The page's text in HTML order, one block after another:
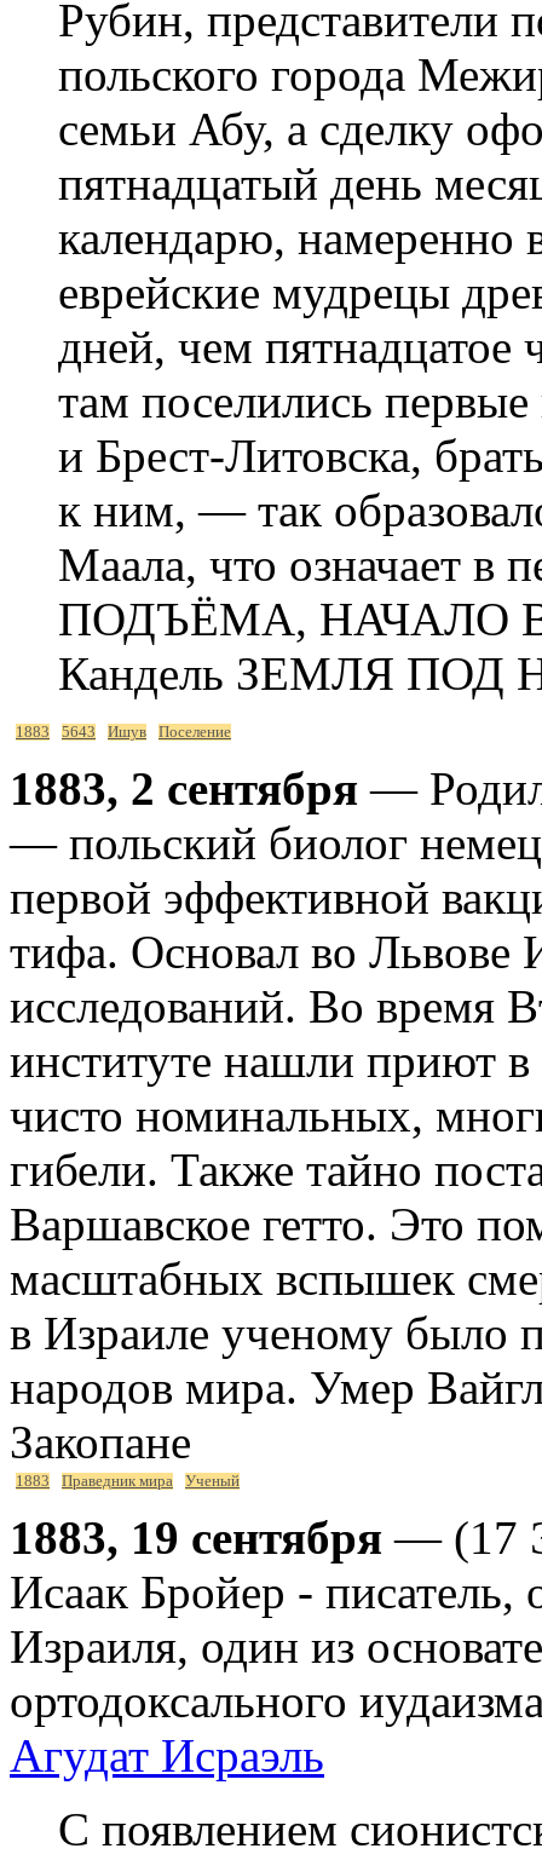
Рубин, представители
польского города
семьи Абу, а сделку
пятнадцатый день
календарю, намеренно
еврейские мудрецы
дней, чем пятнадцатое
там поселились
и Брест-Литовска,
к ним, — так
Маала, что означает
ПОДЪЁМА, НАЧАЛО
Кандель ЗЕМЛЯ ПОД
1883 5643 Ишув Поселение
1883, 2 сентября —
— польский биолог
первой эффективной
тифа. Основал во Львове
исследований. Во время
институте нашли приют в
чисто номинальных,
гибели. Также тайно
Варшавское гетто. Это
масштабных вспышек
в Израиле ученому было
народов мира. Умер
Закопане
1883 Праведник мира Ученый
1883, 19 сентября — (17
Исаак Бройер - писатель,
Израиля, один из
ортодоксального
Агудат Исраэль
С появлением